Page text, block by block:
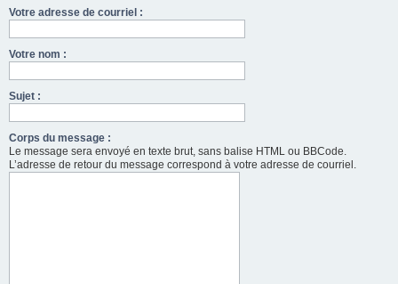
Votre adresse de courriel :
Votre nom :
Sujet :
Corps du message :
Le message sera envoyé en texte brut, sans balise HTML ou BBCode.
L’adresse de retour du message correspond à votre adresse de courriel.